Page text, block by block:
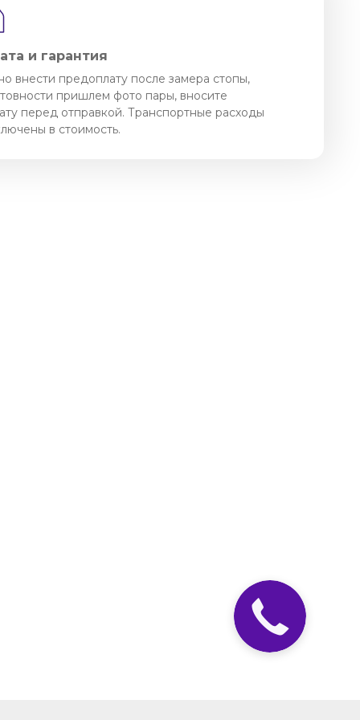
и гарантия
внести предоплату после замера стопы,
пришлем фото пары, вносите
перед отправкой. Транспортные расходы
в стоимость.
Закажите
звонок